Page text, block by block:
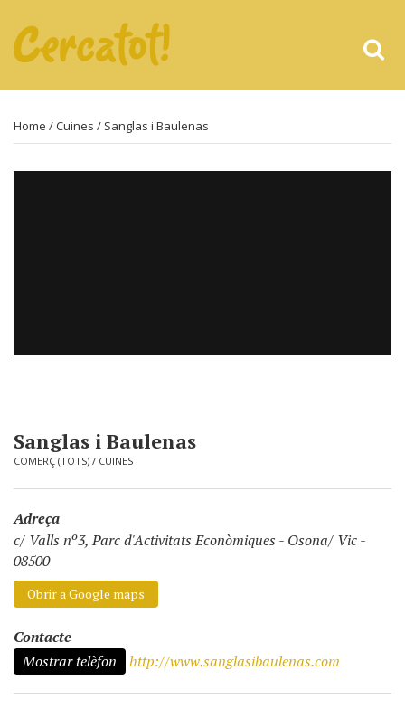
Home /Cuines / Sanglas i Baulenas
Sanglas i Baulenas
COMERÇ (TOTS) / CUINES
Adreça
c/ Valls nº3, Parc d'Activitats Econòmiques - Osona/ Vic -
08500
Obrir a Google maps
Contacte
Mostrar telèfon
http://www.sanglasibaulenas.com